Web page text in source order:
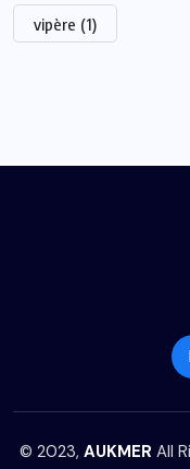
vipère (1)
© 2023, AUKMER All